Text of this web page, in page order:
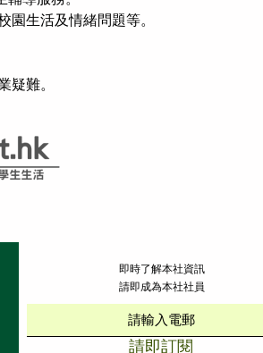
園生活及情緒問題等。
疑難。
請即成為本社社員
請即訂閱
​即時了解本社資訊